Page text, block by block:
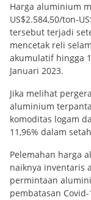
Harga aluminium
US$2.584,50/ton-
tersebut terjadi
mencetak reli
akumulatif hingga
Januari 2023.
Jika melihat
aluminium
komoditas logam
11,96% dalam
Pelemahan harga
naiknya inventaris
permintaan
pembatasan